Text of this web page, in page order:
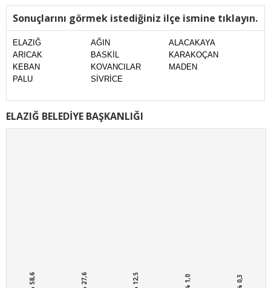
Sonuçlarını görmek istediğiniz ilçe ismine tıklayın.
ELAZIĞ AĞIN
ALACAKAYA
ARICAK
BASKİL
KARAKOÇAN
KEBAN
KOVANCILAR
MADEN
PALU
SİVRİCE
ELAZIĞ BELEDİYE BAŞKANLIĞI
% 58,6 % 27,6 % 12,5 % 1,0 % 0,3